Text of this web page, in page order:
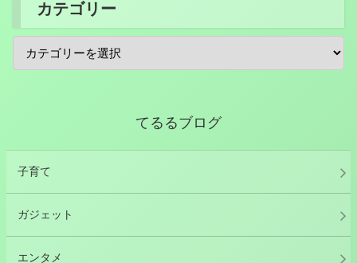
カテゴリー
てるるブログ
子育て
ガジェット
エンタメ